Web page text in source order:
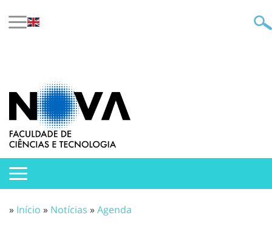
» Início » Notícias »Agenda